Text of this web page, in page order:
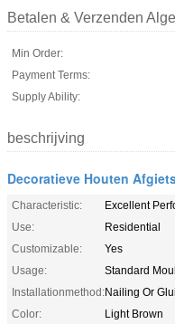
Betalen & Verzenden
Min Order:
Payment Terms:
Supply Ability:
beschrijving
Decoratieve Houten
Characteristic:
Excellent
Use:
Residential
Customizable:
Yes
Usage:
Standard
Installationmethod:Nailing Or
Color:
Light Brown